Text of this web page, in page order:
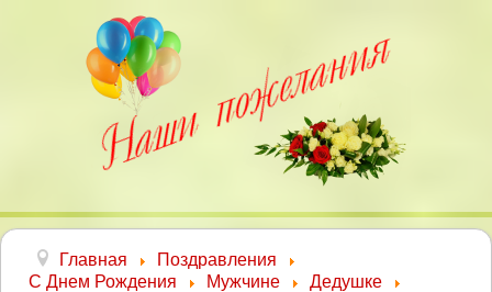
Главная
Поздравления
С Днем Рождения
Мужчине
Дедушке